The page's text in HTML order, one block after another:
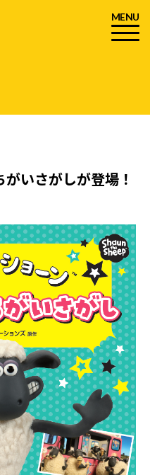
MENU
がいさがしが登場！